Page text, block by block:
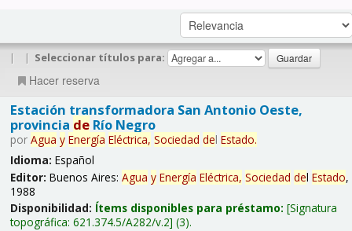
| | Seleccionar títulos para:
Hacer reserva
Estación transformadora San Antonio Oeste,
provincia deRío Negro
por Agua y Energía Eléctrica, Sociedad del Estado.
Idioma: Español
Editor: Buenos Aires: Agua y Energía Eléctrica, Sociedad del Estado,
1988
Disponibilidad: Ítems disponibles para préstamo: Signatura
topográfica: 621.374.5/A282/v.2 (3).